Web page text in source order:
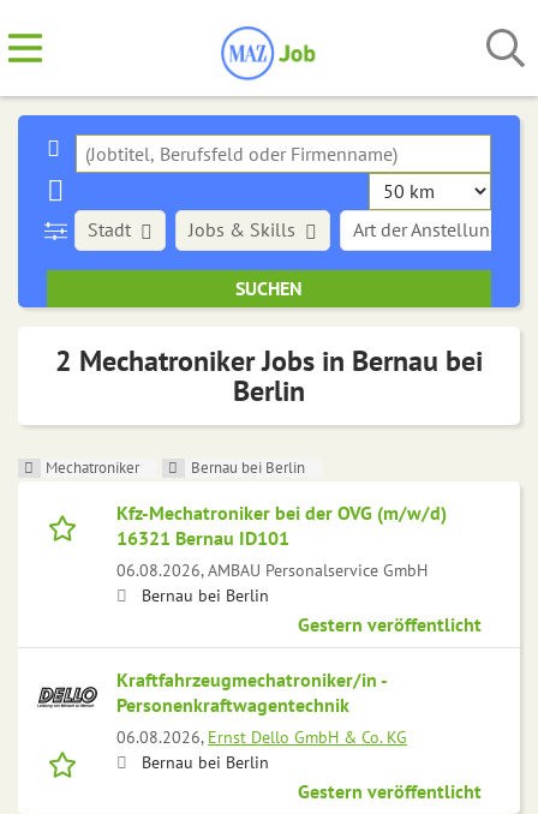
Stadt Art der Anstellung
Jobs & Skills
2 Mechatroniker Jobs in Bernau bei
Berlin
Mechatroniker Bernau bei Berlin
Kfz-Mechatroniker bei der OVG (m/w/d)
16321 Bernau ID101
06.08.2026,AMBAU Personalservice GmbH
Bernau bei Berlin
Gestern veröffentlicht
Kraftfahrzeugmechatroniker/in -
Personenkraftwagentechnik
06.08.2026, Ernst Dello GmbH & Co. KG
Bernau bei Berlin
Gestern veröffentlicht